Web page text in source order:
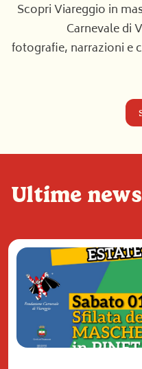
Scopri Viareggio in
Carnevale di
fotografie, narrazioni e
Ultime news